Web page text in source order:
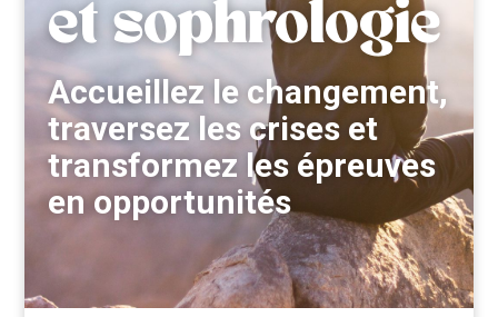
et sophrologie
Accueillez le changement,
traversez les crises et
transformez les épreuves
en opportunités